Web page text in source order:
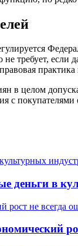
не требует,
в целом
с
деньги в